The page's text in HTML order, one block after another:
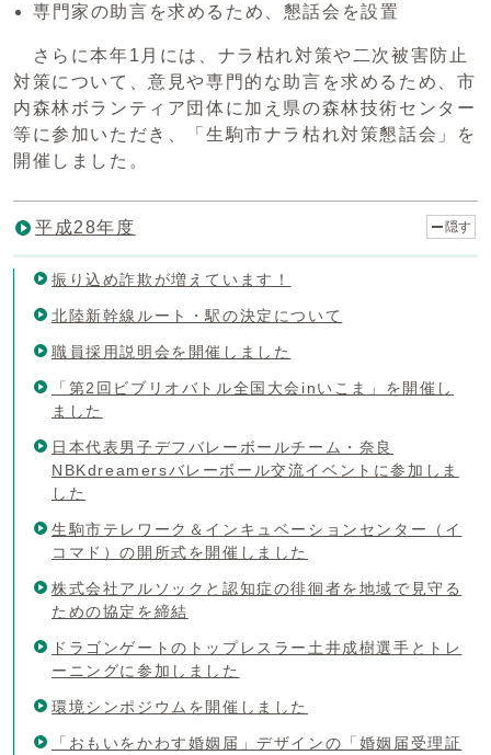
専門家の助言を求めるため、懇話会を設置
さらに本年1月には、ナラ枯れ対策や二次被害防止
対策について、意見や専門的な助言を求めるため、市
内森林ボランティア団体に加え県の森林技術センター
等に参加いただき、「生駒市ナラ枯れ対策懇話会」を
開催しました。
平成28年度 隠す
振り込め詐欺が増えています！
北陸新幹線ルート・駅の決定について
職員採用説明会を開催しました
「第2回ビブリオバトル全国大会inいこま」を開催し
ました
日本代表男子デフバレーボールチーム・奈良
NBKdreamersバレーボール交流イベントに参加しま
した
生駒市テレワーク＆インキュベーションセンター（イ
コマド）の開所式を開催しました
株式会社アルソックと認知症の徘徊者を地域で見守る
ための協定を締結
ドラゴンゲートのトップレスラー土井成樹選手とトレ
ーニングに参加しました
環境シンポジウムを開催しました
「おもいをかわす婚姻届」デザインの「婚姻届受理証